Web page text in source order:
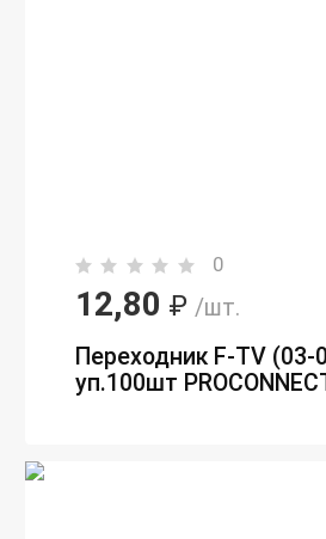
0
12,80 ₽ /шт.
Переходник F-TV (03-
уп.100шт